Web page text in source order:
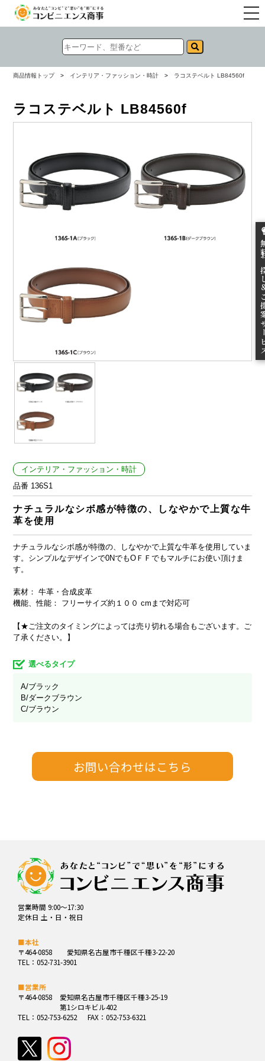
無
ご
商品情報トップ > インテリア・ファッション・時計 > ラコステベルト LB84560f
ラコステベルト LB84560f
インテリア・ファッション・時計
品番 136S1
ナチュラルなシボ感が特徴の、しなやかで上質な牛
革を使用
ナチュラルなシボ感が特徴の、しなやかで上質な牛革を使用していま
す。シンプルなデザインで0NでもOＦＦでもマルチにお使い頂けま
す。
素材： 牛革・合成皮革
機能、性能： フリーサイズ約１００ cmまで対応可
【★ご注文のタイミングによっては売り切れる場合もございます。ご
了承ください。】
選べるタイプ
A/ブラック
B/ダークブラウン
C/ブラウン
営業時間 9:00～17:30
定休日 土・日・祝日
■本社
〒464-0858
愛知県名古屋市千種区千種3-22-20
TEL：052-731-3901
■営業所
〒464-0858
愛知県名古屋市千種区千種3-25-19
第1シロキビル402
TEL：052-753-6252
FAX：052-753-6321